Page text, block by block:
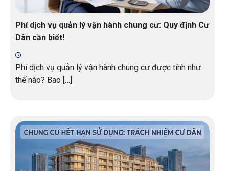
Phí dịch vụ quản lý vận hành chung cư: Quy định Cư
Dân cần biết!
Phí dịch vụ quản lý vận hành chung cư được tính như
thế nào? Bao […]